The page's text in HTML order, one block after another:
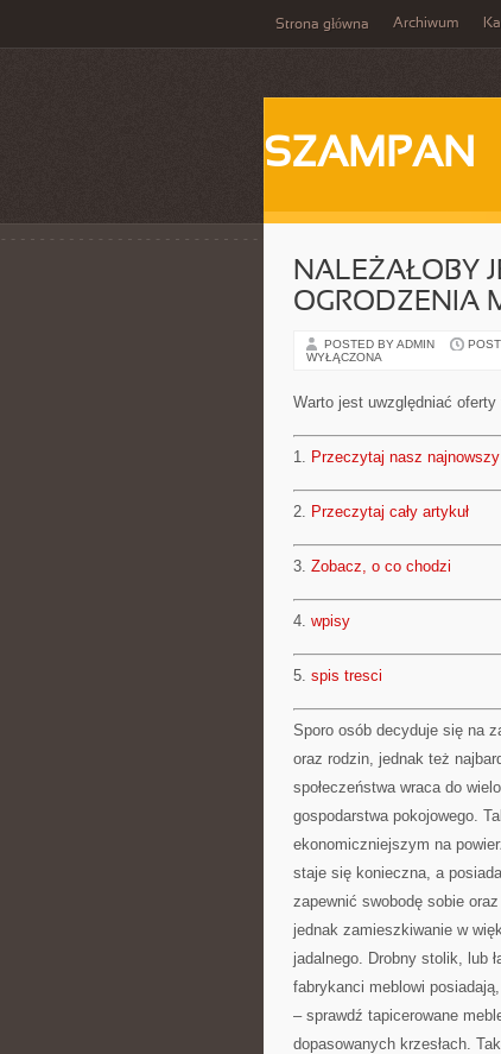
Strona główna Archiwum
SZAMPAN
NALEŻAŁOBY
OGRODZENIA
POSTED BY ADMIN
WYŁĄCZONA
Warto jest uwzględniać
1. Przeczytaj nasz
2. Przeczytaj cały artykuł
3. Zobacz, o co chodzi
4. wpisy
5. spis tresci
Sporo osób decyduje się na
oraz rodzin, jednak też
społeczeństwa wraca do
gospodarstwa pokojowego.
ekonomiczniejszym na
staje się konieczna, a
zapewnić swobodę sobie
jednak zamieszkiwanie w
jadalnego. Drobny stolik, lub
fabrykanci meblowi
– sprawdź tapicerowane
dopasowanych krzesłach.